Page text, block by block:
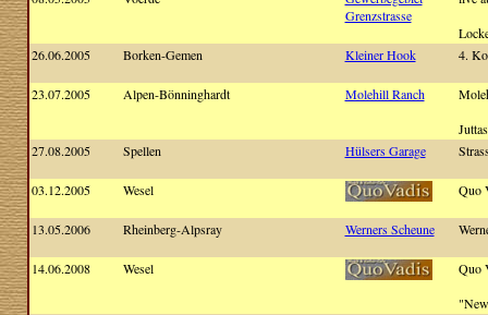
Grenzstrasse
26.06.2005
Borken-Gemen Kleiner Hook 4.
23.07.2005 Alpen-Bönninghardt Molehill Ranch
27.08.2005
Spellen Hülsers Garage
03.12.2005 Wesel Quo
13.05.2006 Rheinberg-Alpsray Werners Scheune
14.06.2008 Wesel
Quo